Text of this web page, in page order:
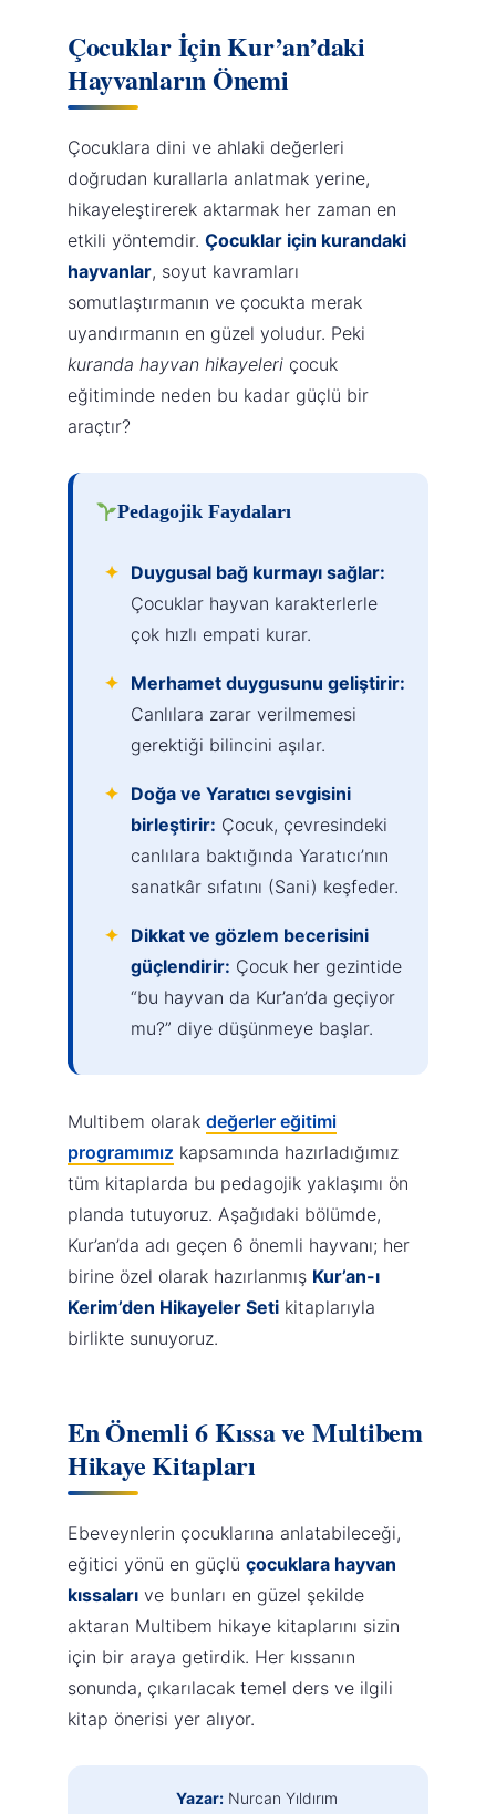
Çocuklar İçin Kur’an’daki
Hayvanların Önemi
Çocuklara dini ve ahlaki değerleri
doğrudan kurallarla anlatmak yerine,
hikayeleştirerek aktarmak her zaman en
etkili yöntemdir. Çocuklar için kurandaki
hayvanlar, soyut kavramları
somutlaştırmanın ve çocukta merak
uyandırmanın en güzel yoludur. Peki
kuranda hayvan hikayeleriçocuk
eğitiminde neden bu kadar güçlü bir
araçtır?
Pedagojik Faydaları
Duygusal bağ kurmayı sağlar:
Çocuklar hayvan karakterlerle
çok hızlı empati kurar.
Merhamet duygusunu geliştirir:
Canlılara zarar verilmemesi
gerektiği bilincini aşılar.
Doğa ve Yaratıcı sevgisini
birleştirir: Çocuk, çevresindeki
canlılara baktığında Yaratıcı’nın
sanatkâr sıfatını (Sani) keşfeder.
Dikkat ve gözlem becerisini
güçlendirir: Çocuk her gezintide
“bu hayvan da Kur’an’da geçiyor
mu?” diye düşünmeye başlar.
Multibem olarak değerler eğitimi
programımız kapsamında hazırladığımız
tüm kitaplarda bu pedagojik yaklaşımı ön
planda tutuyoruz. Aşağıdaki bölümde,
Kur’an’da adı geçen 6 önemli hayvanı; her
birine özel olarak hazırlanmış Kur’an-ı
Kerim’den Hikayeler Setikitaplarıyla
birlikte sunuyoruz.
En Önemli 6 Kıssa ve Multibem
Hikaye Kitapları
Ebeveynlerin çocuklarına anlatabileceği,
eğitici yönü en güçlü çocuklara hayvan
kıssalarıve bunları en güzel şekilde
aktaran Multibem hikaye kitaplarını sizin
için bir araya getirdik. Her kıssanın
sonunda, çıkarılacak temel ders ve ilgili
kitap önerisi yer alıyor.
Yazar:Nurcan Yıldırım